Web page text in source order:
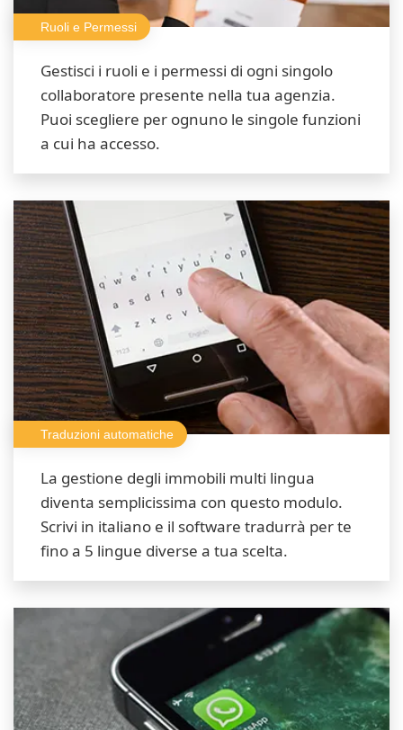
Ruoli e Permessi
Gestisci i ruoli e i permessi di ogni singolo
collaboratore presente nella tua agenzia.
Puoi scegliere per ognuno le singole funzioni
a cui ha accesso.
Traduzioni automatiche
La gestione degli immobili multi lingua
diventa semplicissima con questo modulo.
Scrivi in italiano e il software tradurrà per te
fino a 5 lingue diverse a tua scelta.